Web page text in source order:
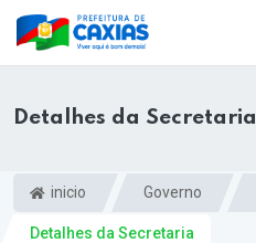
Detalhes da Secretaria
inicio Governo
Detalhes da Secretaria